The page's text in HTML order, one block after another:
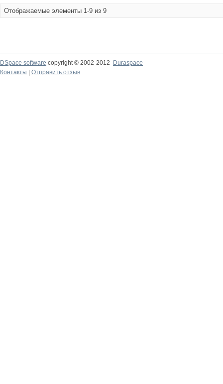
Отображаемые элементы 1-9 из 9
DSpace software copyright © 2002-2012
Duraspace
Контакты
Отправить отзыв